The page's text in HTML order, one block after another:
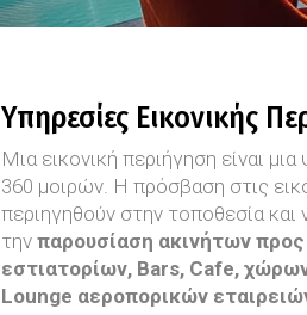
Υπηρεσίες Εικονικής
Μια εικονική περιήγηση είναι
360 μοιρών. Η πρόσβαση στις
περιηγηθούν στην τοποθεσία
τηνπαρουσίαση ακινήτων
εστιατορίων, Bars, Cafe,
Lounge αεροπορικών